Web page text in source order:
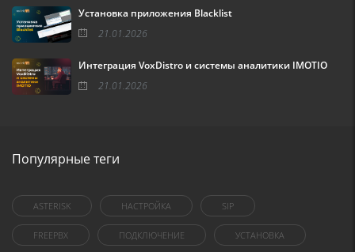
Установка приложения Blacklist
21.01.2026
Интеграция VoxDistro и системы аналитики IMOTIO
21.01.2026
Популярные теги
ASTERISK НАСТРОЙКА SIP
FREEPBX ПОДКЛЮЧЕНИЕ УСТАНОВКА